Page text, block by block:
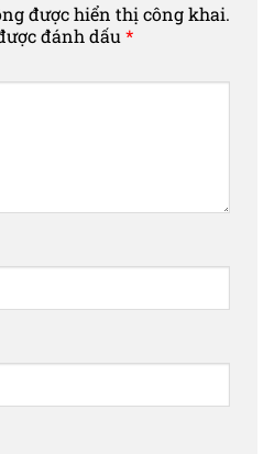
được hiển thị công khai.
đánh dấu *